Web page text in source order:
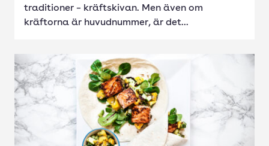
traditioner – kräftskivan. Men även om
kräftorna är huvudnummer, är det...